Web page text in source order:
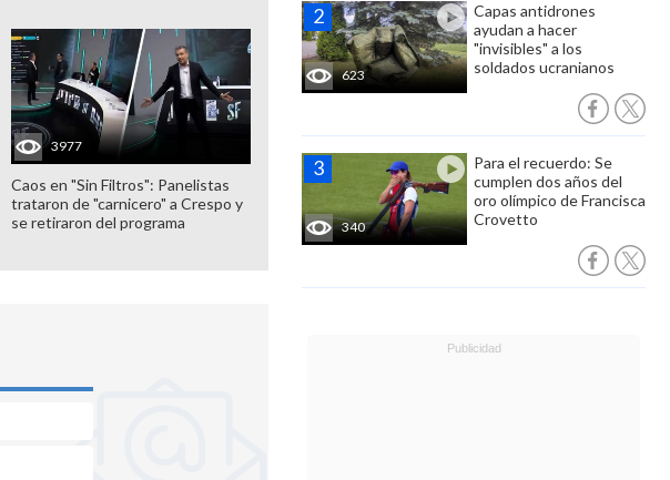
623
Capas antidrones
ayudan a hacer
"invisibles" a los
soldados ucranianos
340
Para el recuerdo: Se
cumplen dos años del
oro olímpico de Francisca
Crovetto
3977
Caos en "Sin Filtros": Panelistas
trataron de "carnicero" a Crespo y
se retiraron del programa